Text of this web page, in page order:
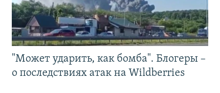
"Может ударить, как бомба". Блогеры –
о последствиях атак на Wildberries